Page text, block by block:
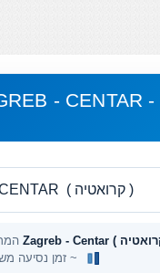
. זמן נסיעה משוער ~